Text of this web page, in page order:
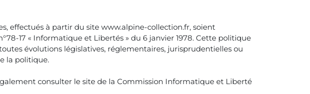
effectués à partir du site www.alpine-collection.fr, soient
17 « Informatique et Libertés » du 6 janvier 1978. Cette politique
évolutions législatives, réglementaires, jurisprudentielles ou
la politique.
consulter le site de la Commission Informatique et Liberté